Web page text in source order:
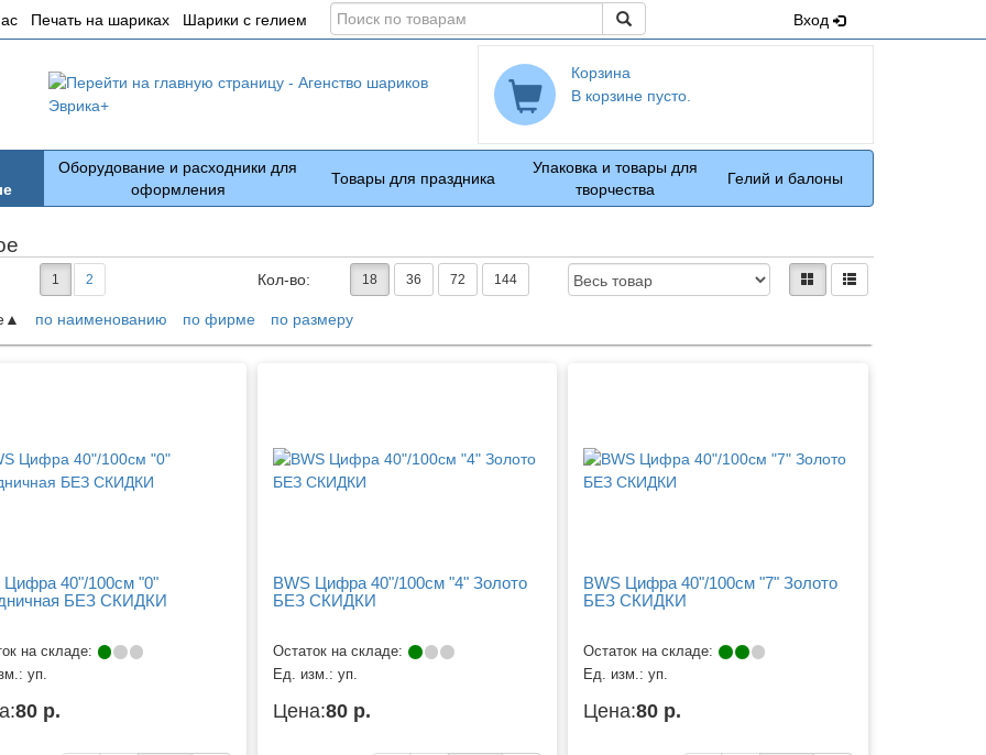
Печать на шариках Шарики с гелием
Поиск
товарам
Вход
Корзина
В корзине пусто.
Оборудование и расходники для
оформления
Товары для праздника
Упаковка и товары для
творчества
Гелий и балоны
1 2 Кол-во: 18 36 72 144
Доступность: Вид:плиткамирядами
по наименованию по фирме по размеру
Цифра 40"/100см "0"
БЕЗ СКИДКИ
на складе:
уп.
80 р.
BWS Цифра 40"/100см "4" Золото
БЕЗ СКИДКИ
Остаток на складе:
Ед. изм.: уп.
Цена:80 р.
BWS Цифра 40"/100см "7" Золото
БЕЗ СКИДКИ
Остаток на складе:
Ед. изм.:уп.
Цена:80 р.